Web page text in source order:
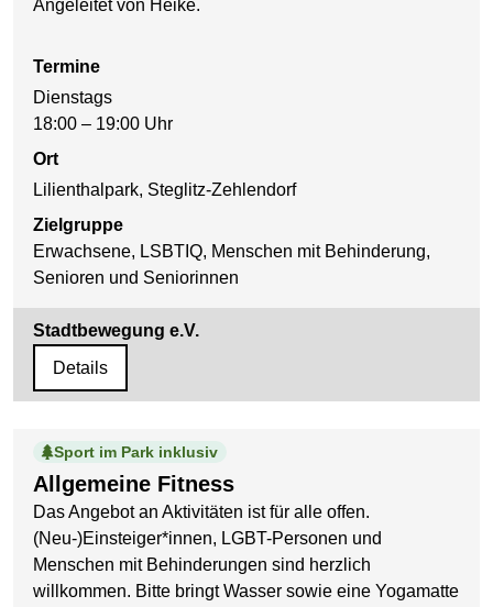
Angeleitet von Heike.
Termine
Dienstags
18:00 – 19:00 Uhr
Ort
Lilienthalpark, Steglitz-Zehlendorf
Zielgruppe
Erwachsene, LSBTIQ, Menschen mit Behinderung,
Senioren und Seniorinnen
Stadtbewegung e.V.
Details
Allgemeine Fitness
Sport im Park inklusiv
Das Angebot an Aktivitäten ist für alle offen.
(Neu-)Einsteiger*innen, LGBT-Personen und
Menschen mit Behinderungen sind herzlich
willkommen. Bitte bringt Wasser sowie eine Yogamatte